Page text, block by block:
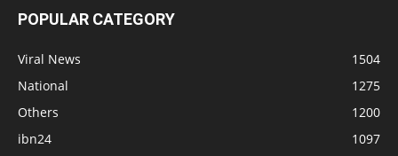
POPULAR CATEGORY
Viral News
1504
National
1275
Others
1200
ibn24
1097